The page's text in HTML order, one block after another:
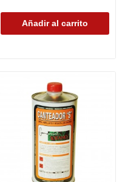
Añadir al carrito